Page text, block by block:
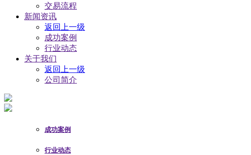
交易流程
新闻资讯
返回上一级
成功案例
行业动态
关于我们
返回上一级
公司简介
成功案例
行业动态